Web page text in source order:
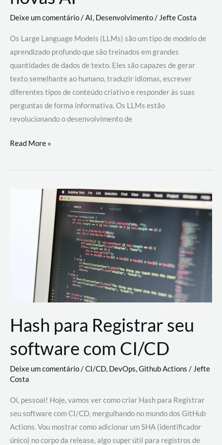
Deixe um comentário/AI, Desenvolvimento/ Jefte Costa
Os Large Language Models (LLMs) são um tipo de modelo de
aprendizado profundo que são treinados em grandes
quantidades de dados de texto. Eles são capazes de gerar
texto semelhante ao humano, traduzir idiomas, escrever
diferentes tipos de conteúdo criativo e responder às suas
perguntas de forma informativa. Os LLMs estão
revolucionando o desenvolvimento de
Large
Models
revolucionando
desenvolvimento
Read More »
Hash para Registrar seu
software com CI/CD
Deixe um comentário/CI/CD, DevOps,Github Actions /Jefte
Costa
Oi, pessoal! Hoje, vamos ver como criar Hash para Registrar
seu software com CI/CD, mergulhando no mundo dos GitHub
Actions. Vou mostrar como adicionar um SHA (identificador
único) no corpo da release, algo super útil para registros de